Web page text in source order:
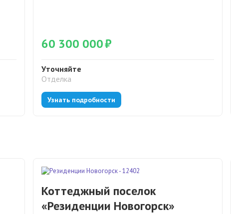
Отделка
Уточняйте
60 300 000₽
Узнать подробности
Коттеджный поселок
«Резиденции Новогорск»